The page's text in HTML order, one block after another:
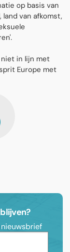
op basis van
van afkomst,
in lijn met
Europe met